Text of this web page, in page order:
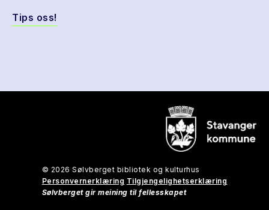
Tips oss!
© 2026 Sølvberget bibliotek og kulturhus
Personvernerklæring Tilgjengelighetserklæring
Sølvberget gir meining til fellesskapet